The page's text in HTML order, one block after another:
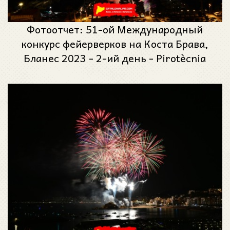
Фотоотчет: 51-ой Международный
конкурс фейерверков на Коста Брава,
Бланес 2023 - 2-ий день - Pirotècnia